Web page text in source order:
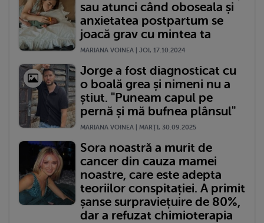
sau atunci când oboseala și
anxietatea postpartum se
joacă grav cu mintea ta
MARIANA VOINEA | JOI, 17.10.2024
Jorge a fost diagnosticat cu
o boală grea și nimeni nu a
știut. "Puneam capul pe
pernă și mă bufnea plânsul"
MARIANA VOINEA | MARŢI, 30.09.2025
Sora noastră a murit de
cancer din cauza mamei
noastre, care este adepta
teoriilor conspitației. A primit
șanse surpraviețuire de 80%,
dar a refuzat chimioterapia